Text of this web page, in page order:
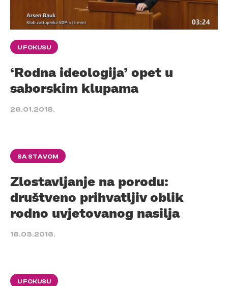
U FOKUSU
‘Rodna ideologija’ opet u
saborskim klupama
26.01.2018.
SA STAVOM
Zlostavljanje na porodu:
društveno prihvatljiv oblik
rodno uvjetovanog nasilja
16.03.2016.
U FOKUSU